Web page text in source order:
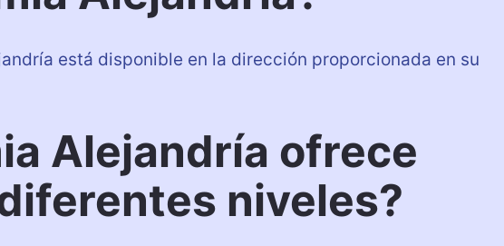
está disponible en la dirección proporcionada en su
Alejandría ofrece
niveles?